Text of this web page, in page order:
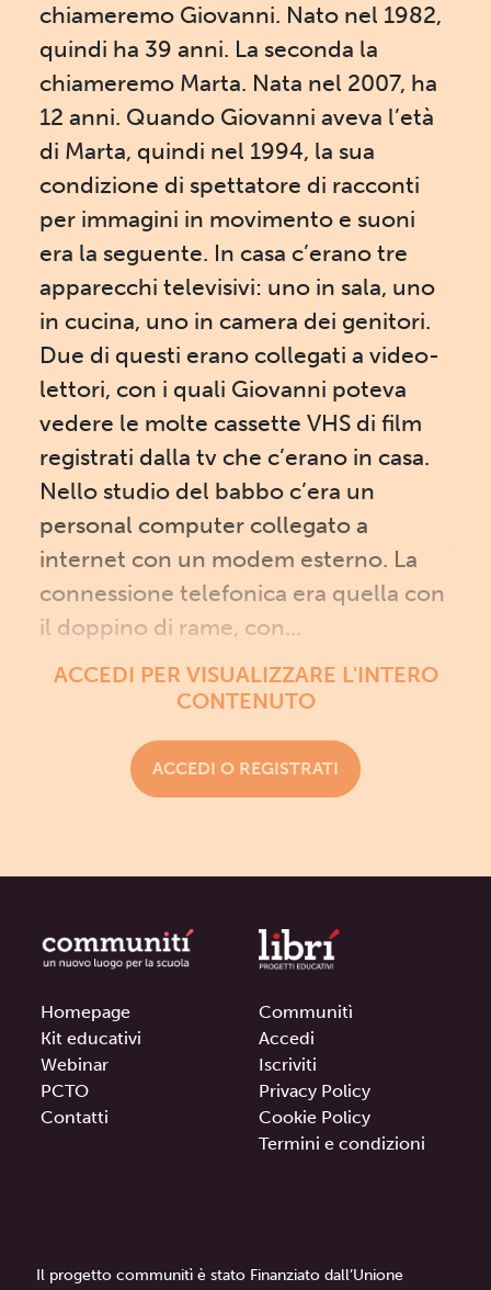
chiameremo Giovanni. Nato nel 1982,
quindi ha 39 anni. La seconda la
chiameremo Marta. Nata nel 2007, ha
12 anni. Quando Giovanni aveva l’età
di Marta, quindi nel 1994, la sua
condizione di spettatore di racconti
per immagini in movimento e suoni
era la seguente. In casa c’erano tre
apparecchi televisivi: uno in sala, uno
in cucina, uno in camera dei genitori.
Due di questi erano collegati a video-
lettori, con i quali Giovanni poteva
vedere le molte cassette VHS di film
registrati dalla tv che c’erano in casa.
Nello studio del babbo c’era un
personal computer collegato a
internet con un modem esterno. La
connessione telefonica era quella con
il doppino di rame, con...
ACCEDI PER VISUALIZZARE L'INTERO
CONTENUTO
ACCEDI O REGISTRATI
Homepage
Kit educativi
Webinar
PCTO
Contatti
Communitì
Accedi
Iscriviti
Privacy Policy
Cookie Policy
Termini e condizioni
Il progetto communitì è stato Finanziato dall’Unione